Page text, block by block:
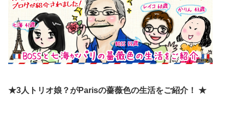
★3人トリオ娘？がParisの薔薇色の生活をご紹介！ ★